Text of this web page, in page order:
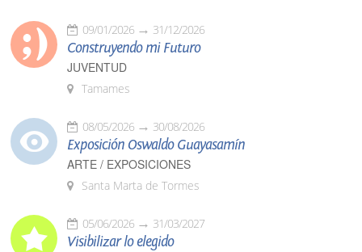
09/01/2026 31/12/2026
Construyendo mi Futuro
JUVENTUD
Tamames
08/05/2026 30/08/2026
Exposición Oswaldo Guayasamín
ARTE / EXPOSICIONES
Santa Marta de Tormes
05/06/2026 31/03/2027
Visibilizar lo elegido